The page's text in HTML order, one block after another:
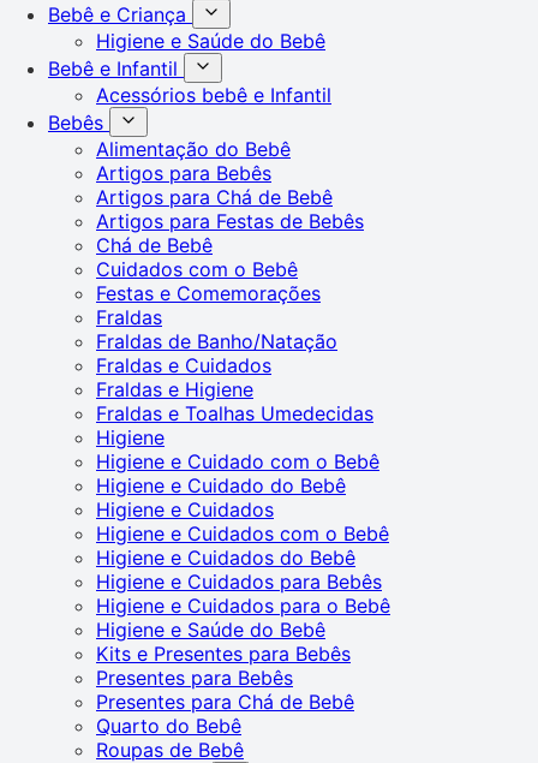
Bebê e Criança
Higiene e Saúde do Bebê
Bebê e Infantil
Acessórios bebê e Infantil
Bebês
Alimentação do Bebê
Artigos para Bebês
Artigos para Chá de Bebê
Artigos para Festas de Bebês
Chá de Bebê
Cuidados com o Bebê
Festas e Comemorações
Fraldas
Fraldas de Banho/Natação
Fraldas e Cuidados
Fraldas e Higiene
Fraldas e Toalhas Umedecidas
Higiene
Higiene e Cuidado com o Bebê
Higiene e Cuidado do Bebê
Higiene e Cuidados
Higiene e Cuidados com o Bebê
Higiene e Cuidados do Bebê
Higiene e Cuidados para Bebês
Higiene e Cuidados para o Bebê
Higiene e Saúde do Bebê
Kits e Presentes para Bebês
Presentes para Bebês
Presentes para Chá de Bebê
Quarto do Bebê
Roupas de Bebê